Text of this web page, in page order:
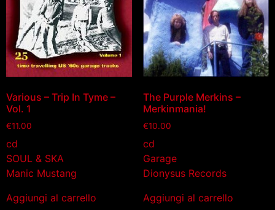
Various – Trip In Tyme –
Vol. 1
€11.00
cd
SOUL & SKA
Manic Mustang
Aggiungi al carrello
The Purple Merkins –
Merkinmania!
€10.00
cd
Garage
Dionysus Records
Aggiungi al carrello